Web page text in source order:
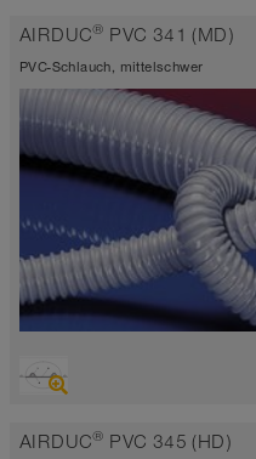
schwerentflammbar
AIRDUC® PVC 341 (MD)
PVC-Schlauch, mittelschwer
Saugschlauch + Druckschlauch
-20°C bis 70°C (80°C)
AIRDUC® PVC 345 (HD)